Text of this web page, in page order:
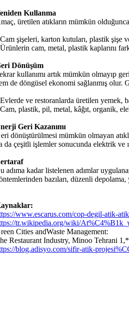
Kullanma
üretilen atıkların mümkün
şişeleri, karton kutuları, plastik şişe
cam, metal, plastik kaplarını
Dönüşüm
kullanımı artık mümkün olmayıp
de döngüsel ekonomi sağlanmış olur.
ve restoranlarda üretilen yemek,
plastik, pil, metal, kâğıt, organik,
Geri Kazanımı
dönüştürülmesi mümkün olmayan
da çeşitli işlemler sonucunda elektrik ve
adıma kadar listelenen adımlar
bazıları, düzenli
www.escarus.com/cop-degil-atik-
tr.wikipedia.org/wiki/
Cities andWaste Management:
Restaurant Industry, Minoo Tehrani
blog.adisyo.com/sifir-atik-